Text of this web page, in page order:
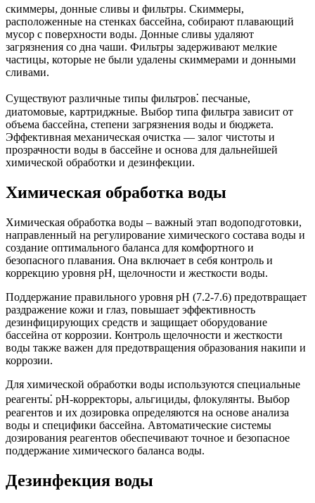
скиммеры, донные сливы и фильтры. Скиммеры,
расположенные на стенках бассейна, собирают плавающий
мусор с поверхности воды. Донные сливы удаляют
загрязнения со дна чаши. Фильтры задерживают мелкие
частицы, которые не были удалены скиммерами и донными
сливами.
Существуют различные типы фильтров⁚ песчаные,
диатомовые, картриджные. Выбор типа фильтра зависит от
объема бассейна, степени загрязнения воды и бюджета.
Эффективная механическая очистка — залог чистоты и
прозрачности воды в бассейне и основа для дальнейшей
химической обработки и дезинфекции.
Химическая обработка воды
Химическая обработка воды – важный этап водоподготовки,
направленный на регулирование химического состава воды и
создание оптимального баланса для комфортного и
безопасного плавания. Она включает в себя контроль и
коррекцию уровня pH, щелочности и жесткости воды.
Поддержание правильного уровня pH (7.2-7.6) предотвращает
раздражение кожи и глаз, повышает эффективность
дезинфицирующих средств и защищает оборудование
бассейна от коррозии. Контроль щелочности и жесткости
воды также важен для предотвращения образования накипи и
коррозии.
Для химической обработки воды используются специальные
реагенты⁚ pH-корректоры, альгициды, флокулянты. Выбор
реагентов и их дозировка определяются на основе анализа
воды и специфики бассейна. Автоматические системы
дозирования реагентов обеспечивают точное и безопасное
поддержание химического баланса воды.
Дезинфекция воды